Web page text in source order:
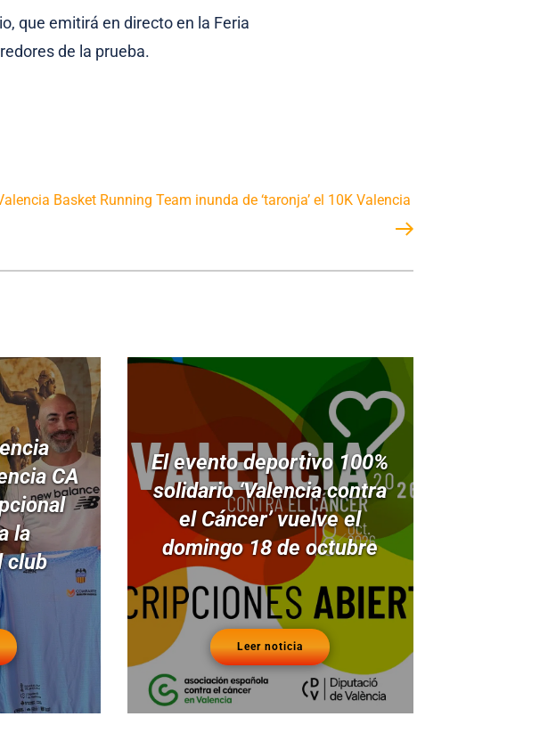
que emitirá en directo en la Feria
de la prueba.
Basket Running Team inunda de ‘taronja’ el 10K Valencia
CA
la
club
El evento deportivo 100%
solidario ‘Valencia contra
el Cáncer’ vuelve el
domingo 18 de octubre
Leer noticia